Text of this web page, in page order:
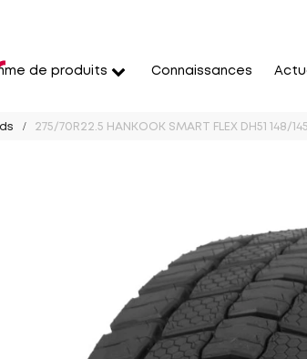
de produits Connaissances
275/70R22.5 HANKOOK SMART FLEX DH51 148/